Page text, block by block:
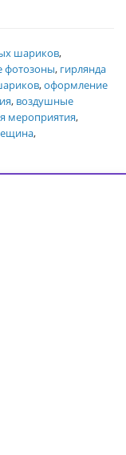
шариков,
фотозоны, гирлянда
,оформление
, воздушные
мероприятия,
,